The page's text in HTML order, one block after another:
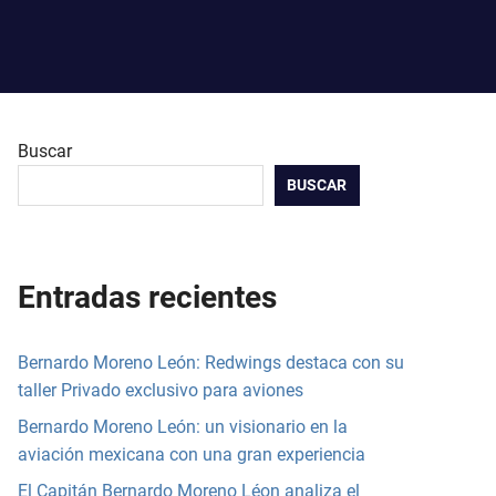
Buscar
BUSCAR
Entradas recientes
Bernardo Moreno León: Redwings destaca con su
taller Privado exclusivo para aviones
Bernardo Moreno León: un visionario en la
aviación mexicana con una gran experiencia
El Capitán Bernardo Moreno Léon analiza el